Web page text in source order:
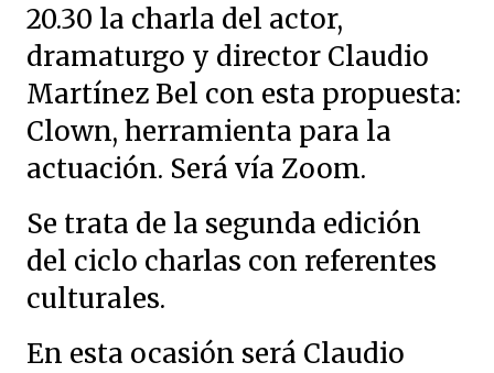
20.30 la charla del actor,
dramaturgo y director Claudio
Martínez Bel con esta propuesta:
Clown, herramienta para la
actuación. Será vía Zoom.
Se trata de la segunda edición
del ciclo charlas con referentes
culturales.
En esta ocasión será Claudio